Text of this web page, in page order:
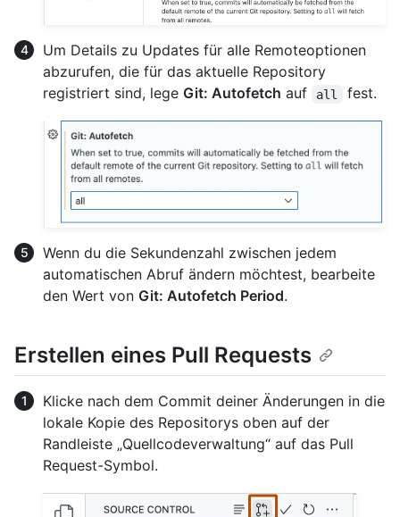
Um Details zu Updates für alle Remoteoptionen
abzurufen, die für das aktuelle Repository
registriert sind, lege Git: Autofetch auf all fest.
Wenn du die Sekundenzahl zwischen jedem
automatischen Abruf ändern möchtest, bearbeite
den Wert von Git: Autofetch Period.
Erstellen eines Pull Requests
Klicke nach dem Commit deiner Änderungen in die
lokale Kopie des Repositorys oben auf der
Randleiste „Quellcodeverwaltung“ auf das Pull
Request-Symbol.